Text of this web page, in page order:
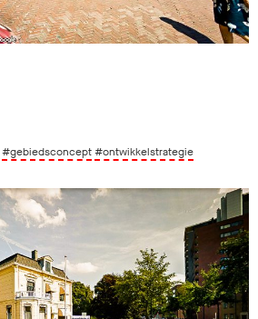
#gebiedsconcept#ontwikkelstrategie